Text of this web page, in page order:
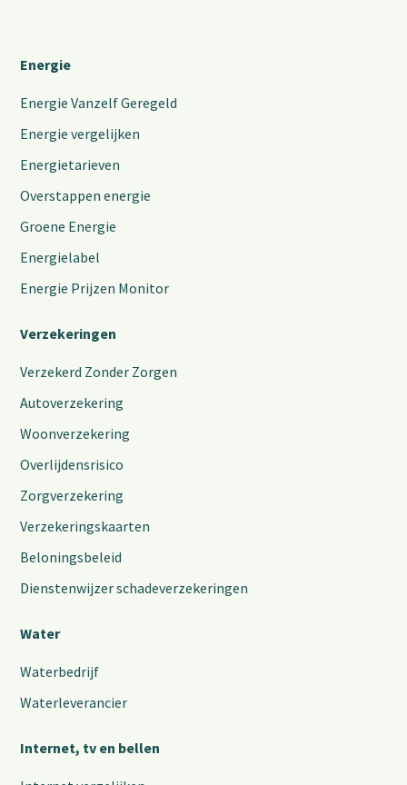
Energie
Energie Vanzelf Geregeld
Energie vergelijken
Energietarieven
Overstappen energie
Groene Energie
Energielabel
Energie Prijzen Monitor
Verzekeringen
Verzekerd Zonder Zorgen
Autoverzekering
Woonverzekering
Overlijdensrisico
Zorgverzekering
Verzekeringskaarten
Beloningsbeleid
Dienstenwijzer schadeverzekeringen
Water
Waterbedrijf
Waterleverancier
Internet, tv en bellen